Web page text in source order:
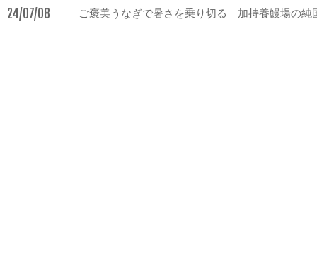
24/07/08 ご褒美うなぎで暑さを乗り切る 加持養鰻場の純